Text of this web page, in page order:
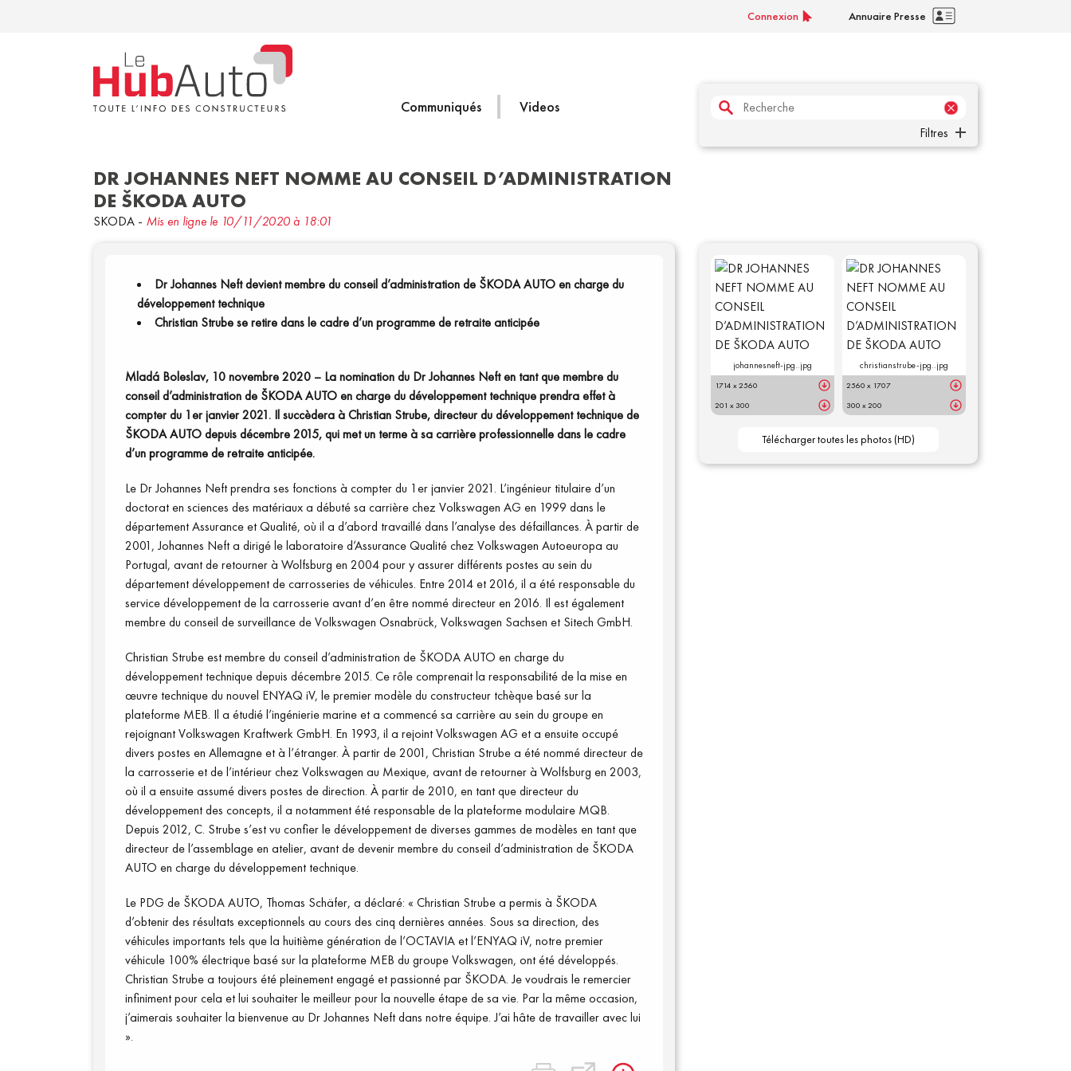
Connexion Annuaire Presse
Communiqués Videos
Filtres
DR JOHANNES NEFT NOMME AU CONSEIL D’ADMINISTRATION
DE ŠKODA AUTO
SKODA - Mis en ligne le 10/11/2020 à 18:01
Dr Johannes Neft devient membre du conseil d’administration de ŠKODA AUTO en charge du
développement technique
Christian Strube se retire dans le cadre d’un programme de retraite anticipée
Mladá Boleslav, 10 novembre 2020 – La nomination du Dr Johannes Neft en tant que membre du
conseil d’administration de ŠKODA AUTO en charge du développement technique prendra effet à
compter du 1er janvier 2021. Il succèdera à Christian Strube, directeur du développement technique de
ŠKODA AUTO depuis décembre 2015, qui met un terme à sa carrière professionnelle dans le cadre
d’un programme de retraite anticipée.
Le Dr Johannes Neft prendra ses fonctions à compter du 1er janvier 2021. L’ingénieur titulaire d’un
doctorat en sciences des matériaux a débuté sa carrière chez Volkswagen AG en 1999 dans le
département Assurance et Qualité, où il a d’abord travaillé dans l’analyse des défaillances. À partir de
2001, Johannes Neft a dirigé le laboratoire d’Assurance Qualité chez Volkswagen Autoeuropa au
Portugal, avant de retourner à Wolfsburg en 2004 pour y assurer différents postes au sein du
département développement de carrosseries de véhicules. Entre 2014 et 2016, il a été responsable du
service développement de la carrosserie avant d’en être nommé directeur en 2016. Il est également
membre du conseil de surveillance de Volkswagen Osnabrück, Volkswagen Sachsen et Sitech GmbH.
Christian Strube est membre du conseil d’administration de ŠKODA AUTO en charge du
développement technique depuis décembre 2015. Ce rôle comprenait la responsabilité de la mise en
œuvre technique du nouvel ENYAQ iV, le premier modèle du constructeur tchèque basé sur la
plateforme MEB. Il a étudié l’ingénierie marine et a commencé sa carrière au sein du groupe en
rejoignant Volkswagen Kraftwerk GmbH. En 1993, il a rejoint Volkswagen AG et a ensuite occupé
divers postes en Allemagne et à l’étranger. À partir de 2001, Christian Strube a été nommé directeur de
la carrosserie et de l’intérieur chez Volkswagen au Mexique, avant de retourner à Wolfsburg en 2003,
où il a ensuite assumé divers postes de direction. À partir de 2010, en tant que directeur du
développement des concepts, il a notamment été responsable de la plateforme modulaire MQB.
Depuis 2012, C. Strube s’est vu confier le développement de diverses gammes de modèles en tant que
directeur de l’assemblage en atelier, avant de devenir membre du conseil d’administration de ŠKODA
AUTO en charge du développement technique.
Le PDG de ŠKODA AUTO, Thomas Schäfer, a déclaré: « Christian Strube a permis à ŠKODA
d’obtenir des résultats exceptionnels au cours des cinq dernières années. Sous sa direction, des
véhicules importants tels que la huitième génération de l’OCTAVIA et l’ENYAQ iV, notre premier
véhicule 100% électrique basé sur la plateforme MEB du groupe Volkswagen, ont été développés.
Christian Strube a toujours été pleinement engagé et passionné par ŠKODA. Je voudrais le remercier
infiniment pour cela et lui souhaiter le meilleur pour la nouvelle étape de sa vie. Par la même occasion,
j’aimerais souhaiter la bienvenue au Dr Johannes Neft dans notre équipe. J’ai hâte de travailler avec lui
».
johannesneft-jpg..jpg
1714 x 2560
201 x 300
christianstrube-jpg..jpg
2560 x 1707
300 x 200